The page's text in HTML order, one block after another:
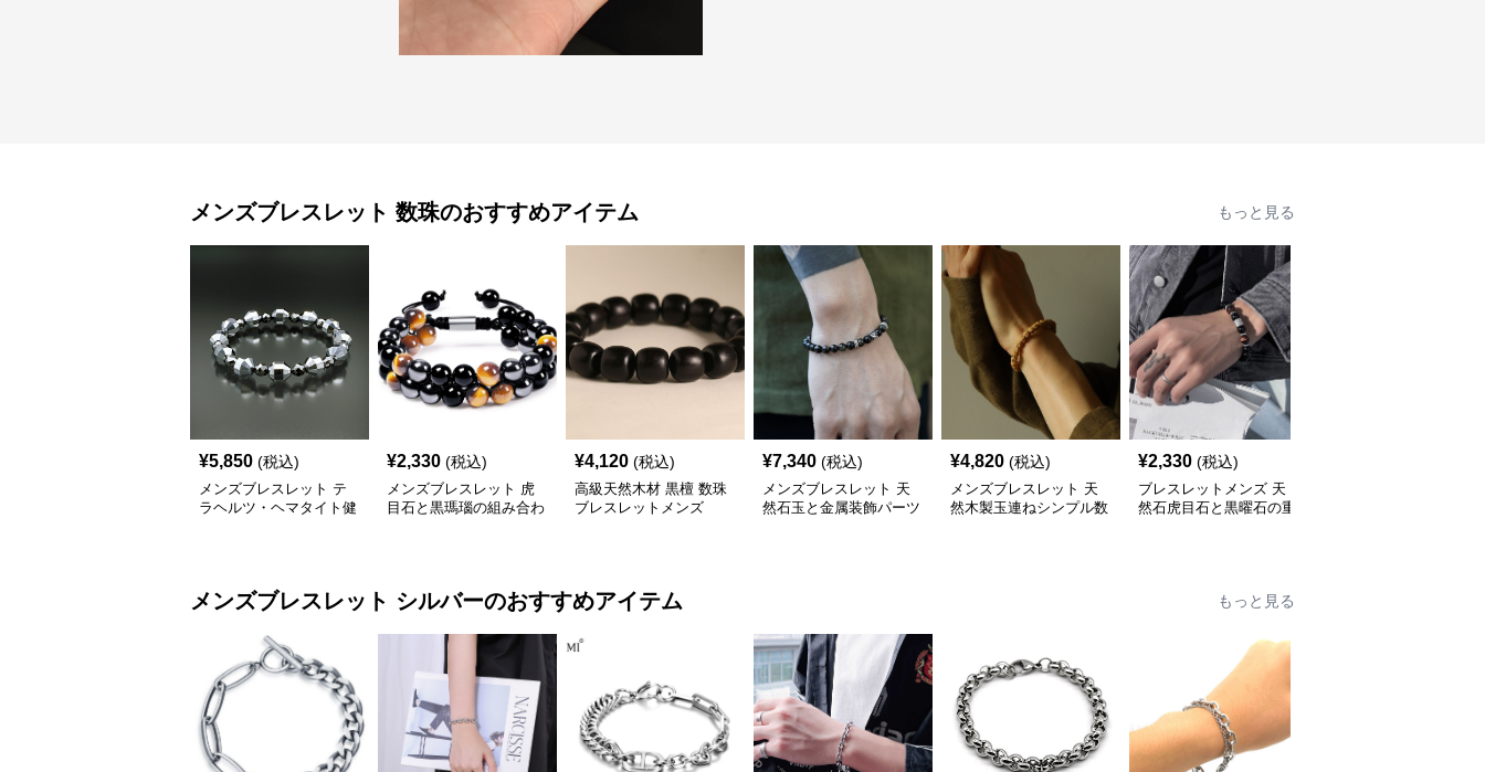
メンズブレスレット 数珠のおすすめアイテム もっと見る
¥5,850 (税込)
メンズブレスレット テ
ラヘルツ・ヘマタイト健
¥2,330 (税込)
メンズブレスレット 虎
目石と黒瑪瑙の組み合わ
¥4,120 (税込)
高級天然木材 黒檀 数珠
ブレスレットメンズ
¥7,340 (税込)
メンズブレスレット 天
然石玉と金属装飾パーツ
¥4,820 (税込)
メンズブレスレット 天
然木製玉連ねシンプル数
¥2,330 (税込)
ブレスレットメンズ 天
然石虎目石と黒曜石の重
メンズブレスレット シルバーのおすすめアイテム もっと見る